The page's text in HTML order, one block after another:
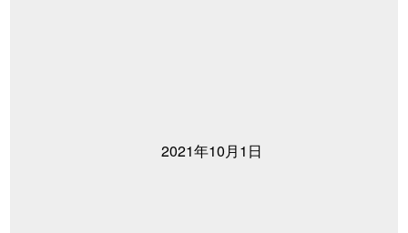
2021年10月1日